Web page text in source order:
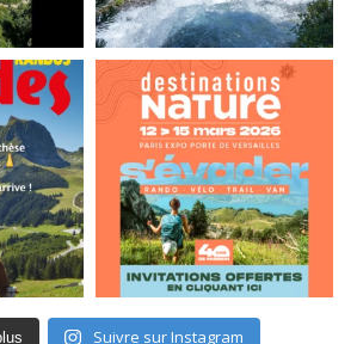
Suivre sur Instagram